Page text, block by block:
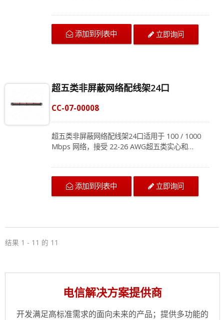
配线架支持 22 至 26 AWG 实心线和 24 绞线，用
于Cat6非屏蔽双绞线网络电缆。CAT 6 网络机架式
配线架符合 19 英寸机架安装，可为需要最大速度
和带宽并超过 ISO/IEC 11801 和 ANSI/TIA-568类
布线解决方案，我们的专家团队随时为您提供最佳
添加到列表中 立即询问
超五类非屏蔽网络配线架24口
CC-07-00008
超五类非屏蔽网络配线架24口适用于 100 / 1000
Mbps 网络，接受 22-26 AWG超五类实心和
码、可手写标签以及背面和正面的编号端口，便于
安装和识别，兼容 110 和 KRONE 工具。Cat.5e 网
络配线架可安装在标准 EIA 19 英寸机架上，采用
50U" 镀金触点，超五类非屏蔽网络配线架是办公室
品，请联系我们的服务团队以获取最新的布线趋势
和信息。
添加到列表中 立即询问
结果 1 - 11 的 11
电信解决方案提供商
开发满足高标准需求的面向未来的产品；提供多功能的